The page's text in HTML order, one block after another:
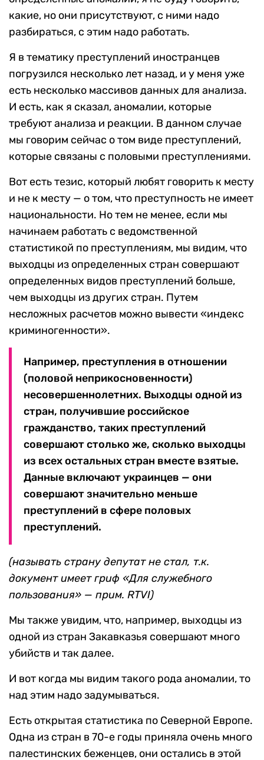
какие, но они присутствуют, с ними надо
разбираться, с этим надо работать.
Я в тематику преступлений иностранцев
погрузился несколько лет назад, и у меня уже
есть несколько массивов данных для анализа.
И есть, как я сказал, аномалии, которые
требуют анализа и реакции. В данном случае
мы говорим сейчас о том виде преступлений,
которые связаны с половыми преступлениями.
Вот есть тезис, который любят говорить к месту
и не к месту — о том, что преступность не имеет
национальности. Но тем не менее, если мы
начинаем работать с ведомственной
статистикой по преступлениям, мы видим, что
выходцы из определенных стран совершают
определенных видов преступлений больше,
чем выходцы из других стран. Путем
несложных расчетов можно вывести «индекс
криминогенности».
Например, преступления в отношении
(половой неприкосновенности)
несовершеннолетних. Выходцы одной из
стран, получившие российское
гражданство, таких преступлений
совершают столько же, сколько выходцы
из всех остальных стран вместе взятые.
Данные включают украинцев — они
совершают значительно меньше
преступлений в сфере половых
преступлений.
(называть страну депутат не стал, т.к.
документ имеет гриф «Для служебного
пользования» — прим. RTVI)
Мы также увидим, что, например, выходцы из
одной из стран Закавказья совершают много
убийств и так далее.
И вот когда мы видим такого рода аномалии, то
над этим надо задумываться.
Есть открытая статистика по Северной Европе.
Одна из стран в 70-е годы приняла очень много
палестинских беженцев, они остались в этой